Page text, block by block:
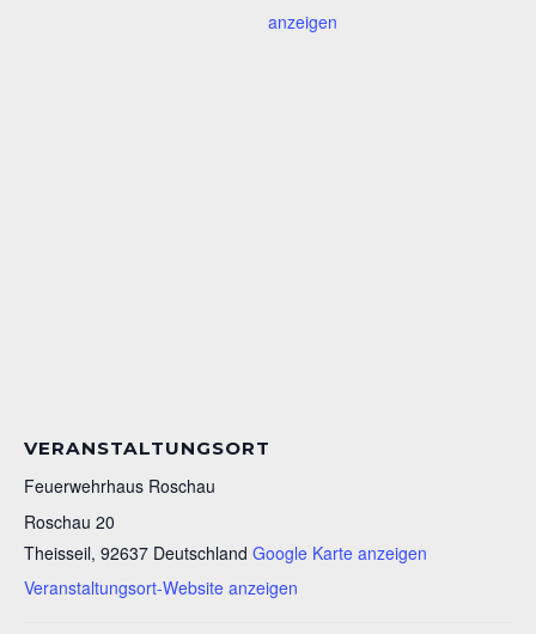
anzeigen
VERANSTALTUNGSORT
Feuerwehrhaus Roschau
Roschau 20
Theisseil, 92637 Deutschland Google Karte anzeigen
Veranstaltungsort-Website anzeigen